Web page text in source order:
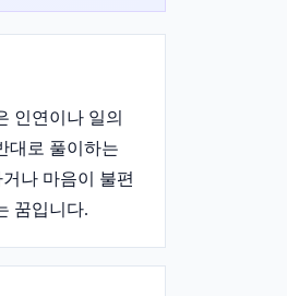
인연이나 일의
대로 풀이하는
나 마음이 불편
꿈입니다.